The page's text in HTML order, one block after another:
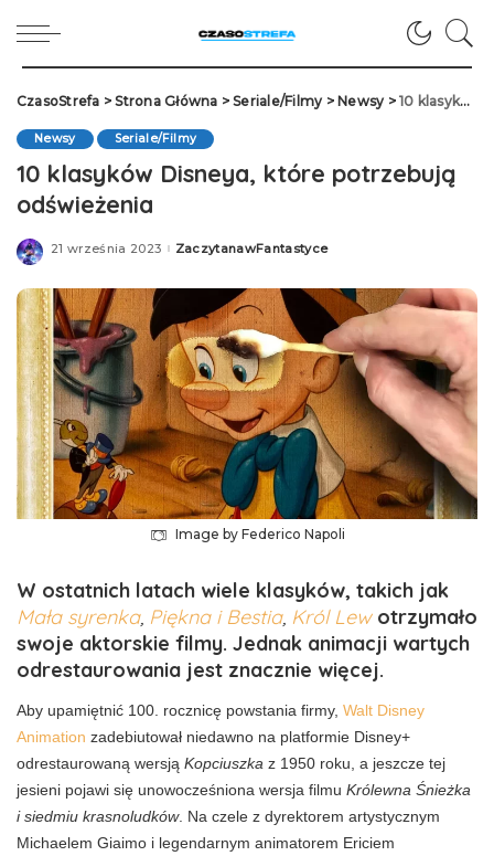
CzasoStrefa >Strona Główna >Seriale/Filmy> Newsy>10 klasyków Disneya, które potrzebują odświeżenia
Newsy Seriale/Filmy
10 klasyków Disneya, które potrzebują
odświeżenia
21 września 2023Posted
ZaczytanawFantastyce
Image by Federico Napoli
W ostatnich latach wiele klasyków, takich jak
Mała syrenka, Piękna i Bestia, Król Lewotrzymało
swoje aktorskie filmy. Jednak animacji wartych
odrestaurowania jest znacznie więcej.
Aby upamiętnić 100. rocznicę powstania firmy, Walt Disney
Animation zadebiutował niedawno na platformie Disney+
odrestaurowaną wersją Kopciuszka z 1950 roku, a jeszcze tej
jesieni pojawi się unowocześniona wersja filmu Królewna Śnieżka
i siedmiu krasnoludków. Na czele z dyrektorem artystycznym
Michaelem Giaimo i legendarnym animatorem Ericiem